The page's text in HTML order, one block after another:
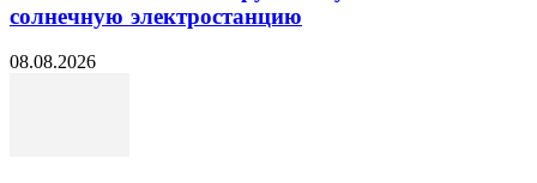
солнечную электростанцию
08.08.2026